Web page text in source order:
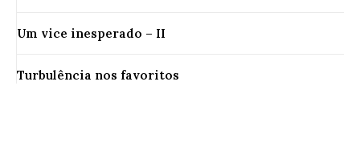
Um vice inesperado – II
Turbulência nos favoritos